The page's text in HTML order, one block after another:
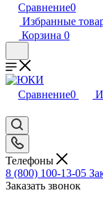
Сравнение0
Избранные
Корзина 0
Сравнение0
Телефоны
8 (800) 100-13-05
Заказать звонок